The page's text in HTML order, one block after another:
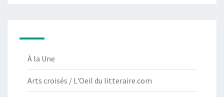
À la Une
Arts croisés / L'Oeil du litteraire.com